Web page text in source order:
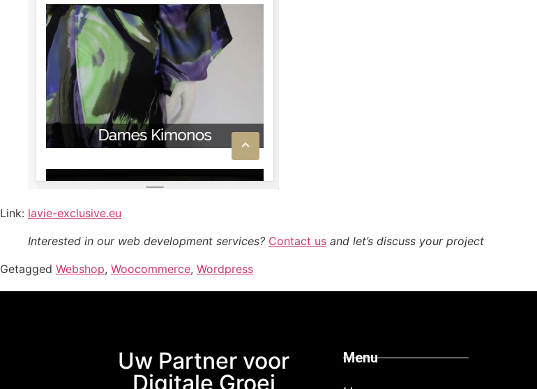
Link: lavie-exclusive.eu
Interested in our web development services? Contact us and let’s discuss your project
Getagged Webshop, Woocommerce, Wordpress
Uw Partner voor
Digitale Groei
Menu